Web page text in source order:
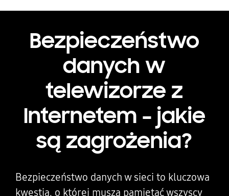
Bezpieczeństwo
danych w
telewizorze z
Internetem – jakie
są zagrożenia?
Bezpieczeństwo danych w sieci to kluczowa
kwestia, o której muszą pamiętać wszyscy